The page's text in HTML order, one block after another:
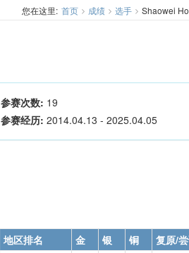
您在这里: 首页 成绩 选手 Shaowei
参赛次数: 19
参赛经历: 2014.04.13 - 2025.04.05
地区排名 金 银 铜
复原/